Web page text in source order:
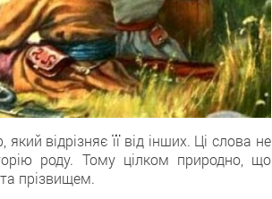
відрізняє її від інших. Ці слова не
роду. Тому цілком природно, що
прізвищем.